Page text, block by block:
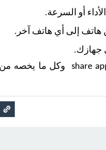
أو السرعة.
هاتف إلى أي هاتف آخر.
جهازك.